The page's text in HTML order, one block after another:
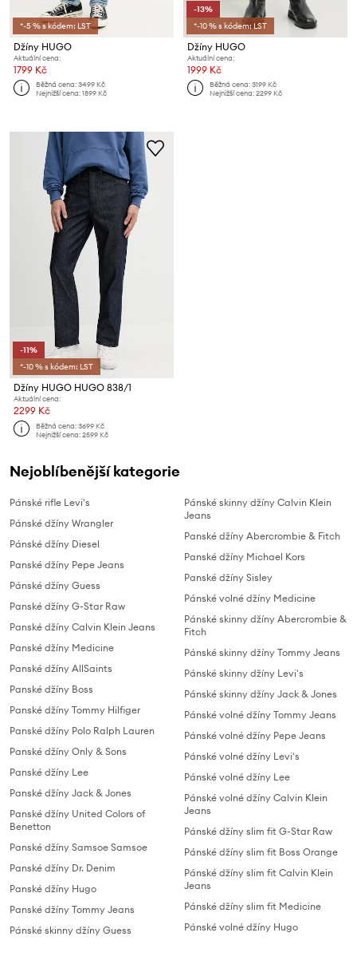
*-5 % s kódem: LST
Džíny HUGO
Aktuální cena:
1799 Kč
Běžná cena:3499 Kč
Nejnižší cena:1899 Kč
-13%
*-10 % s kódem: LST
Džíny HUGO
Aktuální cena:
1999 Kč
Běžná cena:3199 Kč
Nejnižší cena:2299 Kč
-11%
*-10 % s kódem: LST
Džíny HUGO HUGO 838/1
Aktuální cena:
2299 Kč
Běžná cena:3699 Kč
Nejnižší cena:2599 Kč
Nejoblíbenější kategorie
Pánské rifle Levi's
Pánské džíny Wrangler
Pánské džíny Diesel
Panské džíny Pepe Jeans
Pánské džíny Guess
Panské džíny G-Star Raw
Panské džíny Calvin Klein Jeans
Panské džíny Medicine
Panské džíny AllSaints
Panské džíny Boss
Panské džíny Tommy Hilfiger
Panské džíny Polo Ralph Lauren
Panské džíny Only & Sons
Panské džíny Lee
Panské džíny Jack & Jones
Panské džíny United Colors of
Benetton
Panské džíny Samsoe Samsoe
Panské džíny Dr. Denim
Panské džíny Hugo
Panské džíny Tommy Jeans
Pánské skinny džíny Guess
Pánské skinny džíny Calvin Klein
Jeans
Panské džíny Abercrombie & Fitch
Panské džíny Michael Kors
Panské džíny Sisley
Pánské volné džíny Medicine
Pánské skinny džíny Abercrombie &
Fitch
Pánské skinny džíny Tommy Jeans
Pánské skinny džíny Levi's
Pánské skinny džíny Jack & Jones
Pánské volné džíny Tommy Jeans
Pánské volné džíny Pepe Jeans
Pánské volné džíny Levi's
Pánské volné džíny Lee
Pánské volné džíny Calvin Klein
Jeans
Pánské džíny slim fit G-Star Raw
Pánské džíny slim fit Boss Orange
Pánské džíny slim fit Calvin Klein
Jeans
Pánské džíny slim fit Medicine
Pánské volné džíny Hugo